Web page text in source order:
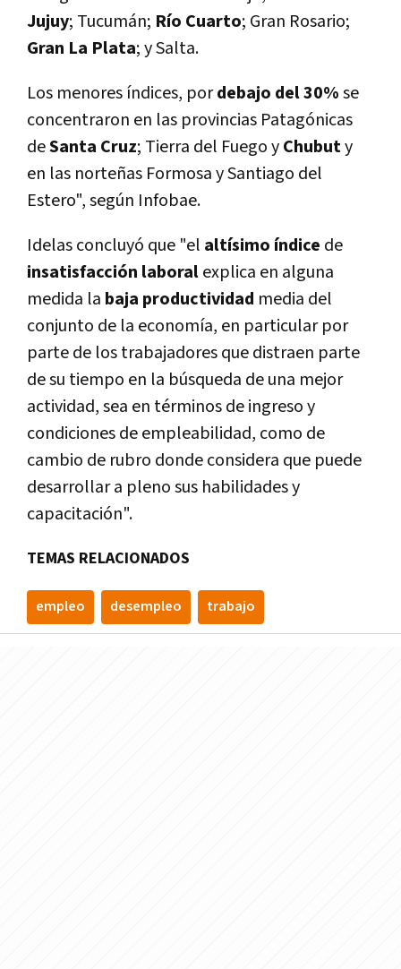
Jujuy; Tucumán; Río Cuarto; Gran Rosario;
Gran La Plata; y Salta.
Los menores índices, pordebajo del 30%se
concentraron en las provincias Patagónicas
deSanta Cruz; Tierra del Fuego yChubuty
en las norteñas Formosa y Santiago del
Estero", según Infobae.
Idelas concluyó que "el altísimo índice de
insatisfacción laboralexplica en alguna
medida la baja productividad media del
conjunto de la economía, en particular por
parte de los trabajadores que distraen parte
de su tiempo en la búsqueda de una mejor
actividad, sea en términos de ingreso y
condiciones de empleabilidad, como de
cambio de rubro donde considera que puede
desarrollar a pleno sus habilidades y
capacitación".
TEMAS RELACIONADOS
empleo desempleo trabajo